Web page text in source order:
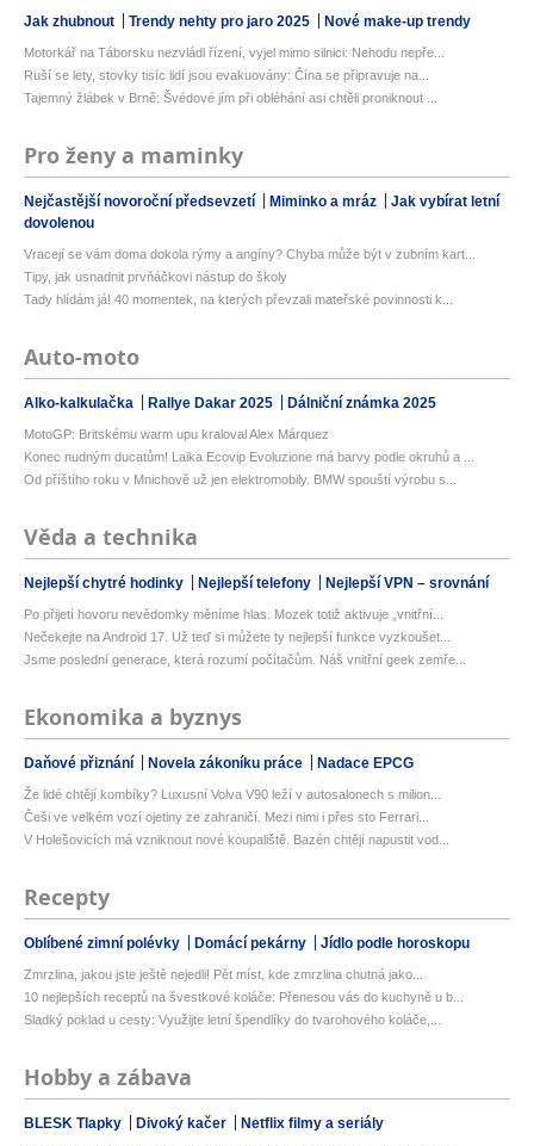
Jak zhubnout Trendy nehty pro jaro 2025 Nové make-up trendy
Motorkář na Táborsku nezvládl řízení, vyjel mimo silnici: Nehodu nepře...
Ruší se lety, stovky tisíc lidí jsou evakuovány: Čína se připravuje na...
Tajemný žlábek v Brně: Švédové jím při obléhání asi chtěli proniknout ...
Pro ženy a maminky
Nejčastější novoroční předsevzetí Miminko a mráz
Jak vybírat letní
dovolenou
Vracejí se vám doma dokola rýmy a angíny? Chyba může být v zubním kart...
Tipy, jak usnadnit prvňáčkovi nástup do školy
Tady hlídám já! 40 momentek, na kterých převzali mateřské povinnosti k...
Auto-moto
Alko-kalkulačka Rallye Dakar 2025 Dálniční známka 2025
MotoGP: Britskému warm upu kraloval Alex Márquez
Konec nudným ducatům! Laika Ecovip Evoluzione má barvy podle okruhů a ...
Od příštího roku v Mnichově už jen elektromobily. BMW spouští výrobu s...
Věda a technika
Nejlepší chytré hodinky Nejlepší telefony Nejlepší VPN – srovnání
Po přijetí hovoru nevědomky měníme hlas. Mozek totiž aktivuje „vnitřní...
Nečekejte na Android 17. Už teď si můžete ty nejlepší funkce vyzkoušet...
Jsme poslední generace, která rozumí počítačům. Náš vnitřní geek zemře...
Ekonomika a byznys
Daňové přiznání Novela zákoníku práce Nadace EPCG
Že lidé chtějí kombíky? Luxusní Volva V90 leží v autosalonech s milion...
Češi ve velkém vozí ojetiny ze zahraničí. Mezi nimi i přes sto Ferrari...
V Holešovicích má vzniknout nové koupaliště. Bazén chtějí napustit vod...
Recepty
Oblíbené zimní polévky Domácí pekárny Jídlo podle horoskopu
Zmrzlina, jakou jste ještě nejedli! Pět míst, kde zmrzlina chutná jako...
10 nejlepších receptů na švestkové koláče: Přenesou vás do kuchyně u b...
Sladký poklad u cesty: Využijte letní špendlíky do tvarohového koláče,...
Hobby a zábava
BLESK Tlapky Divoký kačer Netflix filmy a seriály